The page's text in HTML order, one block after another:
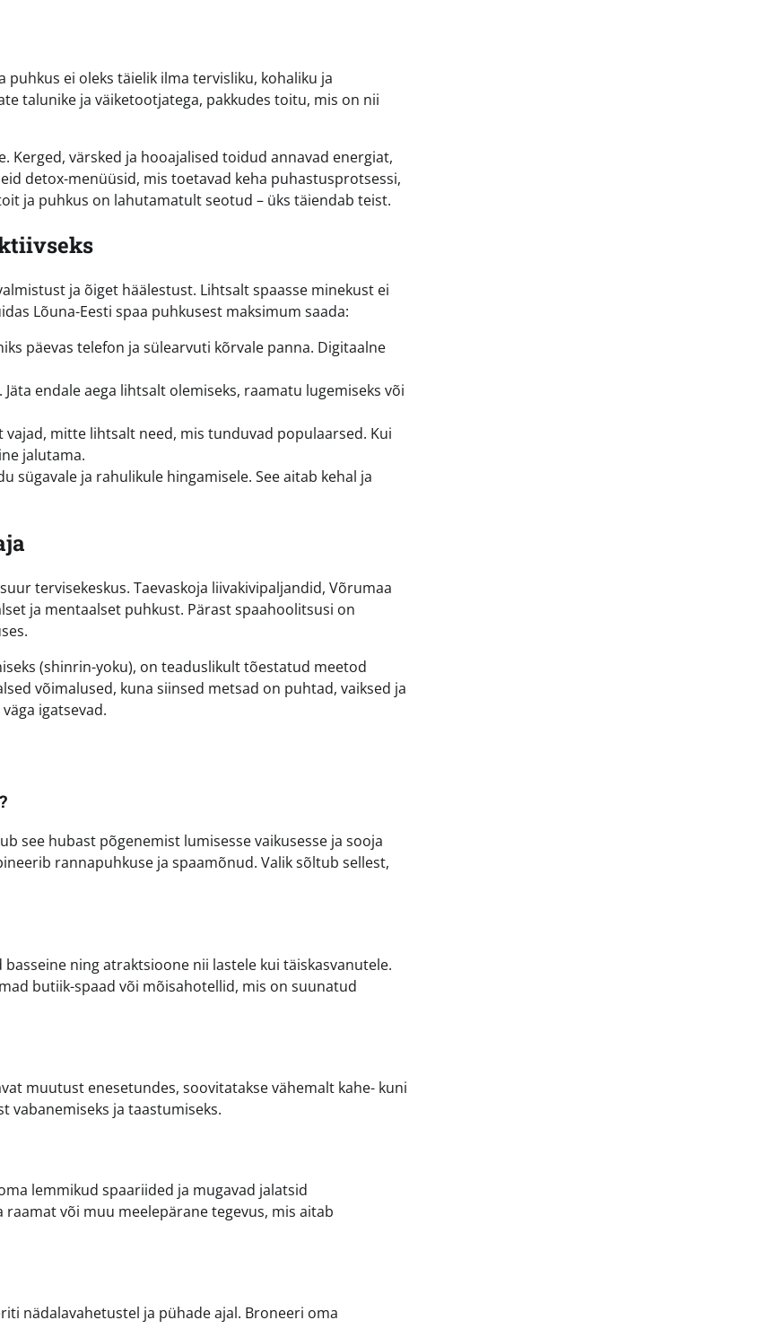
ei oleks täielik ilma tervisliku, kohaliku ja
talunike ja väiketootjatega, pakkudes toitu, mis on nii
Kerged, värsked ja hooajalised toidud annavad energiat,
detox-menüüsid, mis toetavad keha puhastusprotsessi,
ja puhkus on lahutamatult seotud – üks täiendab teist.
ja õiget häälestust. Lihtsalt spaasse minekust ei
Lõuna-Eesti spaa puhkusest maksimum saada:
päevas telefon ja sülearvuti kõrvale panna. Digitaalne
endale aega lihtsalt olemiseks, raamatu lugemiseks või
mitte lihtsalt need, mis tunduvad populaarsed. Kui
jalutama.
sügavale ja rahulikule hingamisele. See aitab kehal ja
tervisekeskus. Taevaskoja liivakivipaljandid, Võrumaa
ja mentaalset puhkust. Pärast spaahoolitsusi on
(shinrin-yoku), on teaduslikult tõestatud meetod
võimalused, kuna siinsed metsad on puhtad, vaiksed ja
igatsevad.
see hubast põgenemist lumisesse vaikusesse ja sooja
rannapuhkuse ja spaamõnud. Valik sõltub sellest,
ning atraktsioone nii lastele kui täiskasvanutele.
butiik-spaad või mõisahotellid, mis on suunatud
muutust enesetundes, soovitatakse vähemalt kahe- kuni
vabanemiseks ja taastumiseks.
lemmikud spaariided ja mugavad jalatsid
või muu meelepärane tegevus, mis aitab
nädalavahetustel ja pühade ajal. Broneeri oma